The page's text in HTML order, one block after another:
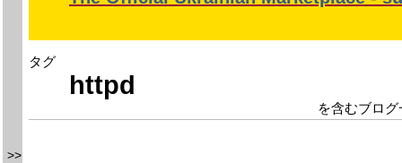
>>
タグ
httpd
を含むブログ